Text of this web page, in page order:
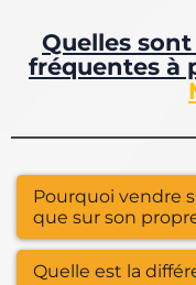
Quelles
fréquentes à
Pourquoi vendre
que sur son
Vendre sur les
intéréssant que via
Quelle est la